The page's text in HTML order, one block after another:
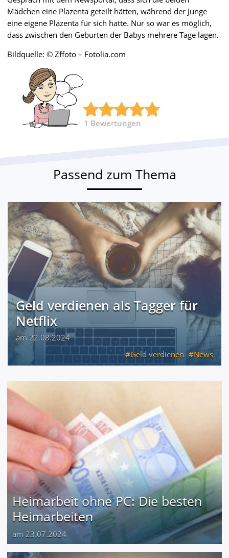
Mädchen eine Plazenta geteilt hätten, während der Junge
eine eigene Plazenta für sich hatte. Nur so war es möglich,
dass zwischen den Geburten der Babys mehrere Tage lagen.
Bildquelle: © Zffoto – Fotolia.com
1 Bewertungen
Passend zum Thema
Geld verdienen als Tagger für
Netflix
am 22.08.2024
Geld verdienen
News
Heimarbeit ohne PC: Die besten
Heimarbeiten
am 23.07.2024